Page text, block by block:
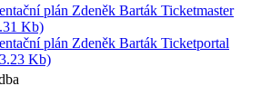
plán Zdeněk Barták Ticketmaster
Kb)
plán Zdeněk Barták Ticketportal
Kb)